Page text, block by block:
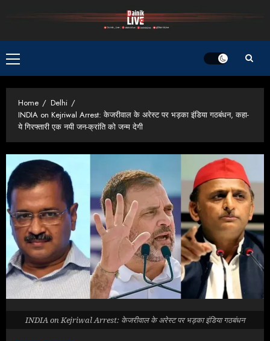
Primary
Menu
Home
Delhi
INDIA on Kejriwal Arrest: केजरीवाल के अरेस्ट पर भड़का इंडिया गठबंधन, कहा-
ये गिरफ्तारी एक नयी जन-क्रांति को जन्म देगी
INDIA on Kejriwal Arrest: केजरीवाल के अरेस्ट पर भड़का इंडिया गठबंधन